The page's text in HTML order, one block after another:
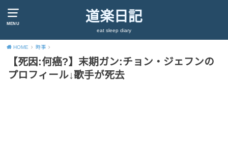
MENU 道楽日記
eat sleep diary
HOME 時事
【死因:何癌?】末期ガン:チョン・ジェフンの
プロフィール↓歌手が死去